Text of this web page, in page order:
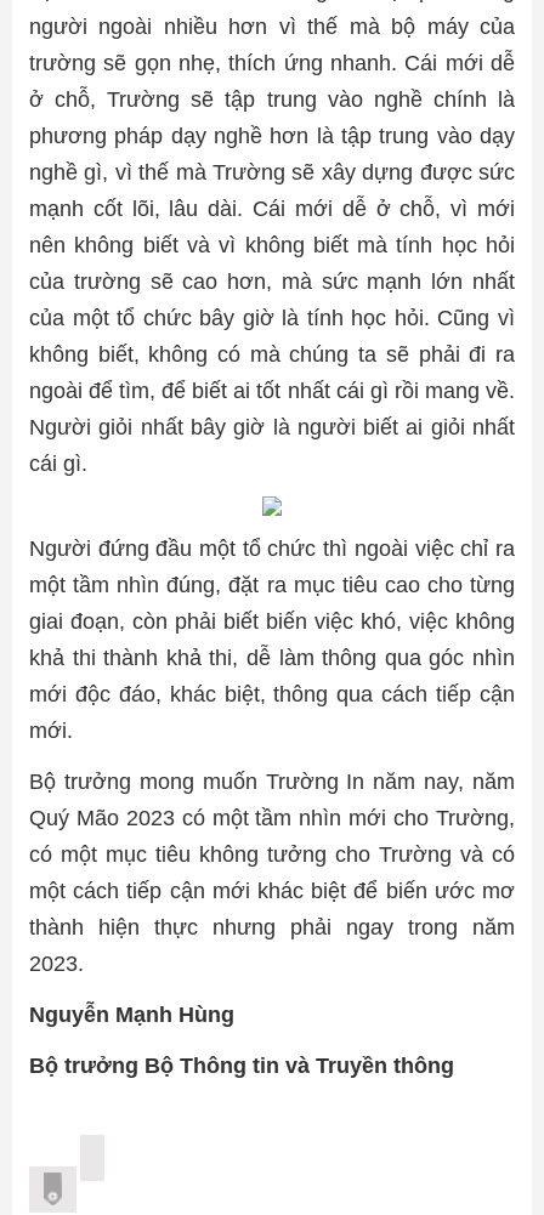
người ngoài nhiều hơn vì thế mà bộ máy của
trường sẽ gọn nhẹ, thích ứng nhanh. Cái mới dễ
ở chỗ, Trường sẽ tập trung vào nghề chính là
phương pháp dạy nghề hơn là tập trung vào dạy
nghề gì, vì thế mà Trường sẽ xây dựng được sức
mạnh cốt lõi, lâu dài. Cái mới dễ ở chỗ, vì mới
nên không biết và vì không biết mà tính học hỏi
của trường sẽ cao hơn, mà sức mạnh lớn nhất
của một tổ chức bây giờ là tính học hỏi. Cũng vì
không biết, không có mà chúng ta sẽ phải đi ra
ngoài để tìm, để biết ai tốt nhất cái gì rồi mang về.
Người giỏi nhất bây giờ là người biết ai giỏi nhất
cái gì.
Người đứng đầu một tổ chức thì ngoài việc chỉ ra
một tầm nhìn đúng, đặt ra mục tiêu cao cho từng
giai đoạn, còn phải biết biến việc khó, việc không
khả thi thành khả thi, dễ làm thông qua góc nhìn
mới độc đáo, khác biệt, thông qua cách tiếp cận
mới.
Bộ trưởng mong muốn Trường In năm nay, năm
Quý Mão 2023 có một tầm nhìn mới cho Trường,
có một mục tiêu không tưởng cho Trường và có
một cách tiếp cận mới khác biệt để biến ước mơ
thành hiện thực nhưng phải ngay trong năm
2023.
Nguyễn Mạnh Hùng
Bộ trưởng Bộ Thông tin và Truyền thông